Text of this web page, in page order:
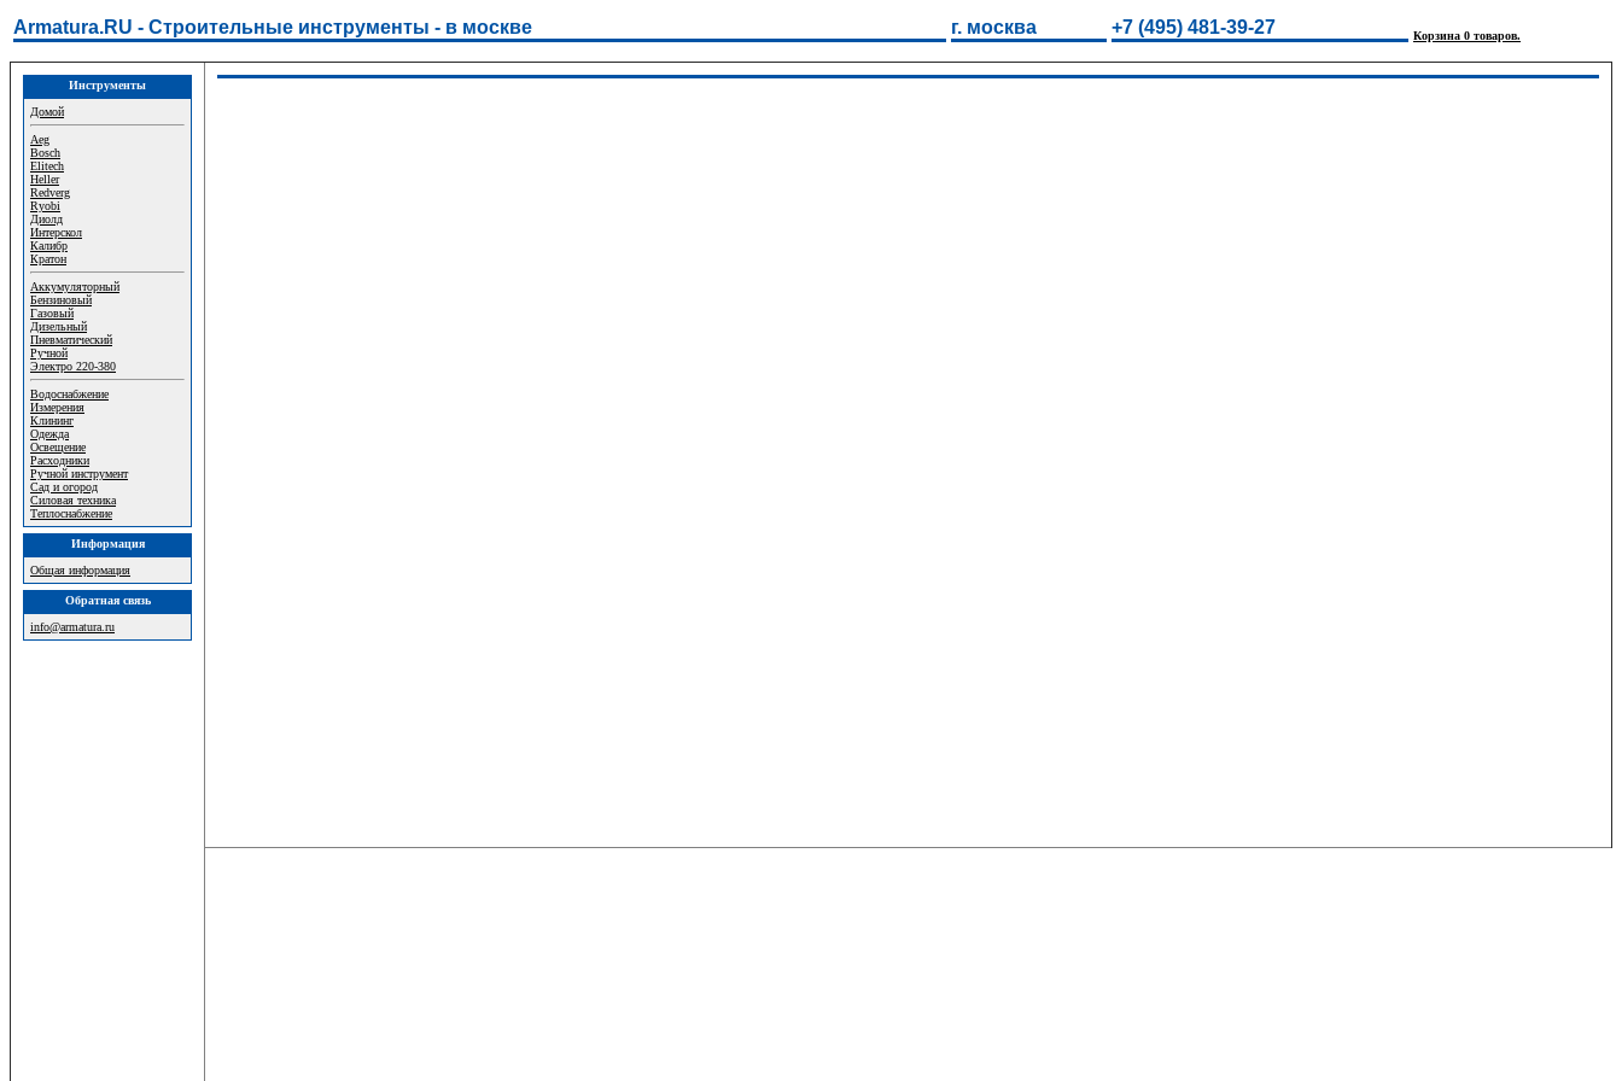
Armatura.RU - Строительные инструменты - в москве г. москва +7 (495) 481-39-27 Корзина 0 товаров.
Инструменты
Домой
Aeg
Bosch
Elitech
Heller
Redverg
Ryobi
Диолд
Интерскол
Калибр
Кратон
Аккумуляторный
Бензиновый
Газовый
Дизельный
Пневматический
Ручной
Электро 220-380
Водоснабжение
Измерения
Клининг
Одежда
Освещение
Расходники
Ручной инструмент
Сад и огород
Силовая техника
Теплоснабжение
Информация
Общая информация
Обратная связь
info@armatura.ru